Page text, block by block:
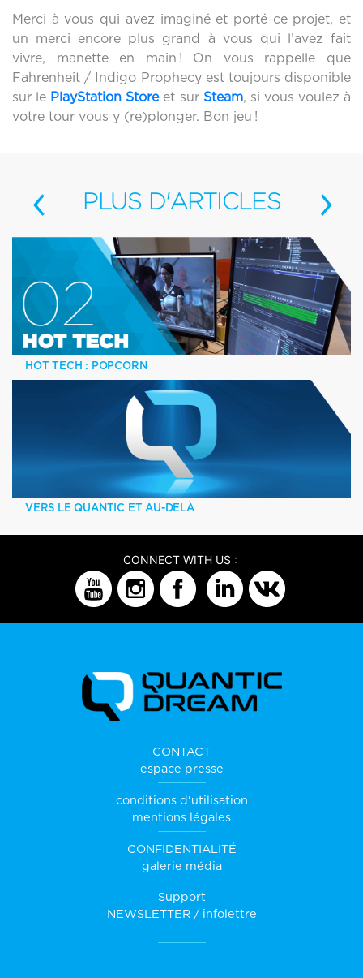
Merci à vous qui avez imaginé et porté ce projet, et
un merci encore plus grand à vous qui l’avez fait
vivre, manette en main ! On vous rappelle que
Fahrenheit / Indigo Prophecy est toujours disponible
sur le PlayStation Storeet sur Steam, si vous voulez à
votre tour vous y (re)plonger. Bon jeu !
HOT TECH : POPCORN
‹ PLUS D'ARTICLES ›
VERS LE QUANTIC ET AU-DELÀ
CONNECT WITH US :
CONTACT
espace presse
conditions d'utilisation
mentions légales
CONFIDENTIALITÉ
galerie média
Support
NEWSLETTER / infolettre